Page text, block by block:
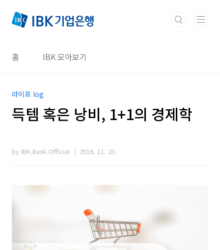
홈 IBK 모아보기
라이프 log
득템 혹은 낭비, 1+1의 경제학
by IBK.Bank.Official 2016. 11. 23.